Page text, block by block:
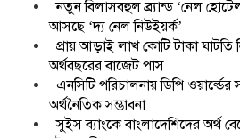
নতুন বিলাসবহুল ব্র্যান্ড ‘নেল
আসছে ‘দ্য নেল নিউইয়র্ক’
প্রায় আড়াই লাখ কোটি টাকা
অর্থবছরের বাজেট পাস
এনসিটি পরিচালনায় ডিপি
অর্থনৈতিক সম্ভাবনা
সুইস ব্যাংকে বাংলাদেশিদের অর্থ